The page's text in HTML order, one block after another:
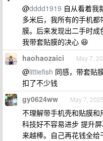
@dddd1919 自从看着我
多米后，我所有的手机
膜。后来发现出二手时
我带套贴膜的决心 😆
haohaozaici May 7,
@littiefish 同感，带套贴
扣了不少钱
gy0624ww May 7, 2025
不理解带手机壳和贴膜和
科技好不容易进步 提升
来越棒。自己再花钱全